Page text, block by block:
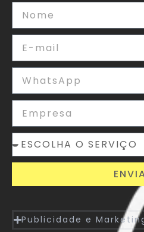
Publicidade e